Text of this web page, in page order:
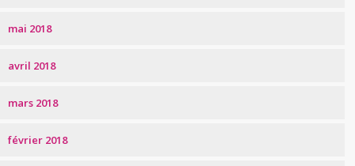
mai 2018
avril 2018
mars 2018
février 2018